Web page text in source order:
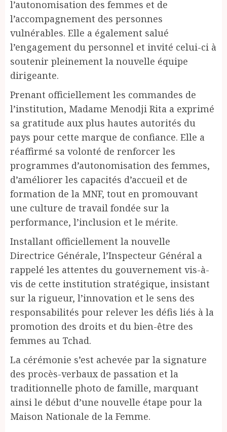
l’autonomisation des femmes et de
l’accompagnement des personnes
vulnérables. Elle a également salué
l’engagement du personnel et invité celui-ci à
soutenir pleinement la nouvelle équipe
dirigeante.
Prenant officiellement les commandes de
l’institution, Madame Menodji Rita a exprimé
sa gratitude aux plus hautes autorités du
pays pour cette marque de confiance. Elle a
réaffirmé sa volonté de renforcer les
programmes d’autonomisation des femmes,
d’améliorer les capacités d’accueil et de
formation de la MNF, tout en promouvant
une culture de travail fondée sur la
performance, l’inclusion et le mérite.
Installant officiellement la nouvelle
Directrice Générale, l’Inspecteur Général a
rappelé les attentes du gouvernement vis-à-
vis de cette institution stratégique, insistant
sur la rigueur, l’innovation et le sens des
responsabilités pour relever les défis liés à la
promotion des droits et du bien-être des
femmes au Tchad.
La cérémonie s’est achevée par la signature
des procès-verbaux de passation et la
traditionnelle photo de famille, marquant
ainsi le début d’une nouvelle étape pour la
Maison Nationale de la Femme.